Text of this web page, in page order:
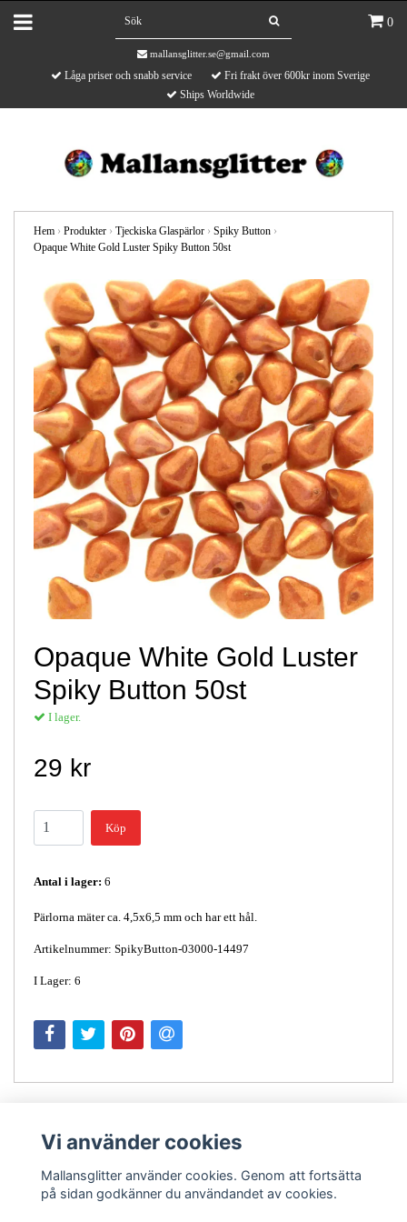
0
mallansglitter.se@gmail.com
Låga priser och snabb service
Fri frakt över 600kr inom Sverige
Ships Worldwide
Hem › Produkter › Tjeckiska Glaspärlor › Spiky Button ›
Opaque White Gold Luster Spiky Button 50st
Opaque White Gold Luster
Spiky Button 50st
I lager.
29 kr
Köp
Antal i lager: 6
Pärlorna mäter ca. 4,5x6,5 mm och har ett hål.
Artikelnummer: SpikyButton-03000-14497
I Lager: 6
Vi använder cookies
Mallansglitter använder cookies. Genom att fortsätta
på sidan godkänner du användandet av cookies.